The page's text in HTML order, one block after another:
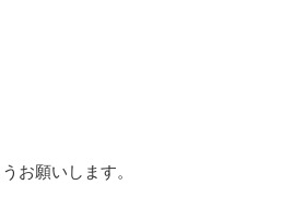
お願いします。